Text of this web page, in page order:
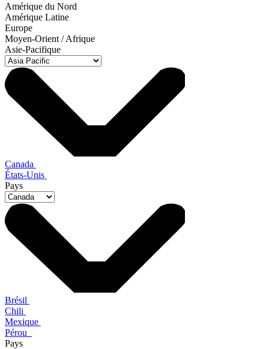
Amérique du Nord
Amérique Latine
Europe
Moyen-Orient / Afrique
Asie-Pacifique
Canada
États-Unis
Pays
Brésil
Chili
Mexique
Pérou
Pays